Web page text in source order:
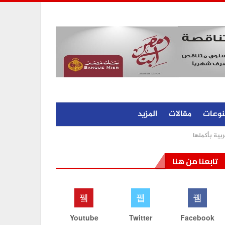
مقالات المزيد
بأكملها
تابعنا من هنا
Facebook
Twitter
Youtube